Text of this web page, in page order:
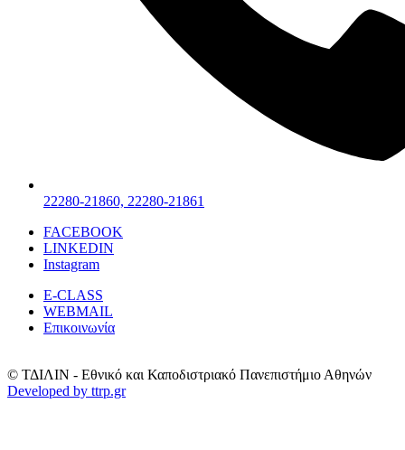
22280-21860, 22280-21861
FACEBOOK
LINKEDIN
Instagram
E-CLASS
WEBMAIL
Επικοινωνία
© ΤΔΙΛΙΝ - Εθνικό και Καποδιστριακό Πανεπιστήμιο Αθηνών
Developed by ttrp.gr